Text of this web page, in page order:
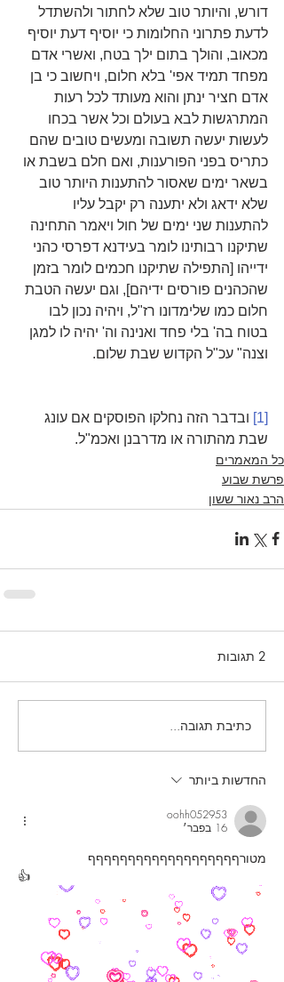
דורש, והיותר טוב שלא לחתור ולהשתדל
לדעת פתרוני החלומות כי יוסיף דעת יוסיף
מכאוב, והולך בתום ילך בטח, ואשרי אדם
מפחד תמיד אפי' בלא חלום, ויחשוב כי בן
אדם חציר ינתן והוא מעותד לכל רעות
המתרגשות לבא בעולם וכל אשר בכחו
לעשות יעשה תשובה ומעשים טובים שהם
כתריס בפני הפורענות, ואם חלם בשבת או
בשאר ימים שאסור להתענות היותר טוב
שלא ידאג ולא יתענה רק יקבל עליו
להתענות שני ימים של חול ויאמר התחינה
שתיקנו רבותינו לומר בעידנא דפרסי כהני
ידייהו [התפילה שתיקנו חכמים לומר בזמן
שהכהנים פורסים ידיהם], וגם יעשה הטבת
חלום כמו שלימדונו רז"ל, ויהיה נכון לבו
בטוח בה' בלי פחד ואנינה וה' יהיה לו למגן
וצנה" עכ"ל הקדוש שבת שלום.
[1]
ובדבר הזה נחלקו הפוסקים אם עונג
שבת מהתורה או מדרבנן ואכמ"ל.
כל המאמרים
פרשת שבוע
הרב נאור ששון
2 תגובות
כתיבת תגובה...
החדשות ביותר
oohh052953
16 בפבר׳
מטורףףףףףףףףףףףףףףףףףףף
👍